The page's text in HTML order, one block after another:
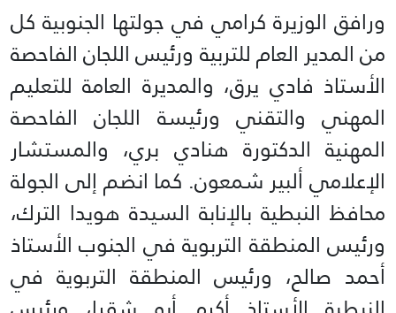
ورافق الوزيرة كرامي في جولتها الجنوبية كل
من المدير العام للتربية ورئيس اللجان الفاحصة
الأستاذ فادي يرق، والمديرة العامة للتعليم
المهني والتقني ورئيسة اللجان الفاحصة
المهنية الدكتورة هنادي بري، والمستشار
الإعلامي ألبير شمعون. كما انضم إلى الجولة
محافظ النبطية بالإنابة السيدة هويدا الترك،
ورئيس المنطقة التربوية في الجنوب الأستاذ
أحمد صالح، ورئيس المنطقة التربوية في